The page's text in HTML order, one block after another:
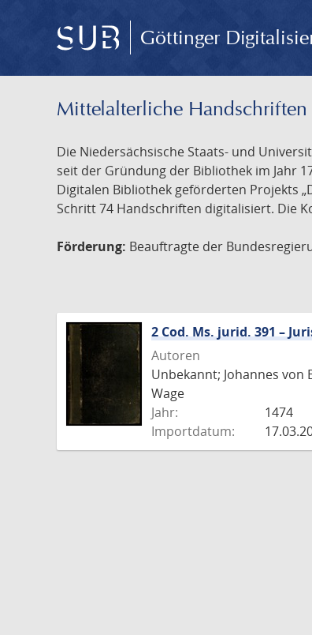
Göttinger
Mittelalterliche Handschriften
Die Niedersächsische Staats- und
seit der Gründung der Bibliothek im Jahr
Digitalen Bibliothek geförderten Projekts
Schritt 74 Handschriften digitalisiert. Die
Förderung: Beauftragte der
2 Cod. Ms. jurid. 391 –
Autoren
Unbekannt; Johannes
Wage
Jahr:
1474
Importdatum: